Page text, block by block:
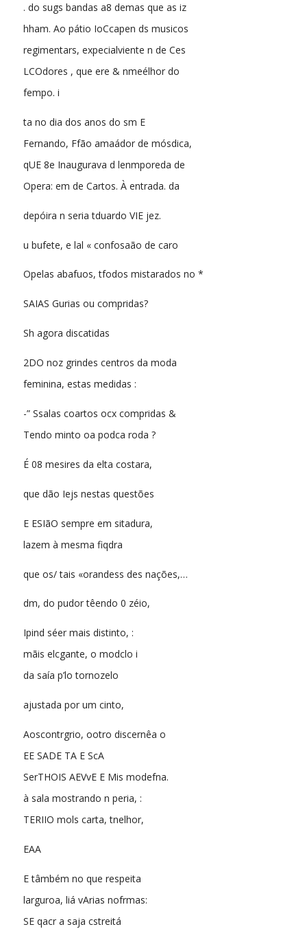
. do sugs bandas a8 demas que as iz
hham. Ao pátio IoCcapen ds musicos
regimentars, expecialviente n de Ces
LCOdores , que ere & nmeélhor do
fempo. i
ta no dia dos anos do sm E
Fernando, Ffão amaádor de mósdica,
qUE 8e Inaugurava d lenmporeda de
Opera: em de Cartos. À entrada. da
depóira n seria tduardo VIE jez.
u bufete, e lal « confosaão de caro
Opelas abafuos, tfodos mistarados no *
SAIAS Gurias ou compridas?
Sh agora discatidas
2DO noz grindes centros da moda
feminina, estas medidas :
-” Ssalas coartos ocx compridas &
Tendo minto oa podca roda ?
É 08 mesires da elta costara,
que dão Iejs nestas questões
E ESIãO sempre em sitadura,
lazem à mesma fiqdra
que os/ tais «orandess des nações,…
dm, do pudor têendo 0 zéio,
Ipind séer mais distinto, :
mãis elcgante, o modclo i
da saía p’lo tornozelo
ajustada por um cinto,
Aoscontrgrio, ootro discernêa o
EE SADE TA E ScA
SerTHOIS AEVvE E Mis modefna.
à sala mostrando n peria, :
TERIIO mols carta, tnelhor,
EAA
E tâmbém no que respeita
larguroa, liá vArias nofrmas:
SE qacr a saja cstreitá